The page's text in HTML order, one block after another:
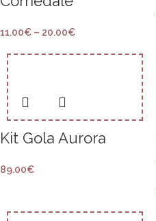
11.00€ – 20.00€
Kit Gola Aurora
89.00€